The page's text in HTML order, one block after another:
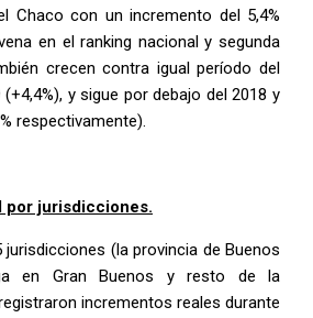
Chaco con un incremento del 5,4%
en el ranking nacional y segunda
crecen contra igual período del
(+4,4%), y sigue por debajo del 2018 y
respectivamente).
por jurisdicciones.
(la provincia de Buenos
en Gran Buenos y resto de la
incrementos reales durante